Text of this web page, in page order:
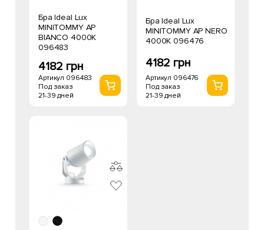
Бра Ideal Lux
MINITOMMY AP
BIANCO 4000K
096483
4182 грн
Артикул 096483
Под заказ
21-39 дней
Бра Ideal Lux
MINITOMMY AP NERO
4000K 096476
4182 грн
Артикул 096476
Под заказ
21-39 дней